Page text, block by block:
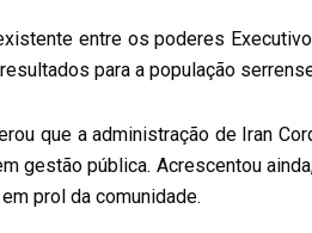
entre os poderes
para a população
que a administração de Iran
gestão pública. Acrescentou
prol da comunidade.